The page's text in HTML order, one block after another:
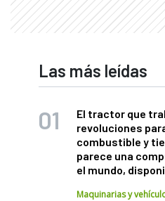
Las más leídas
El tractor que
revoluciones
combustible y
parece una
el mundo,
Maquinarias y